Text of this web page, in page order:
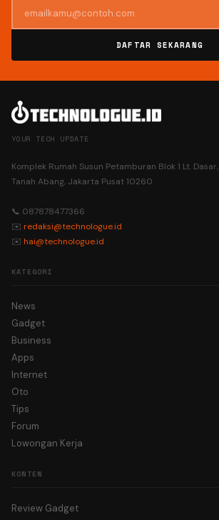
DAFTAR SEKARANG
YOUR TECH UPDATE
Komplek Rumah Susun Petamburan Blok 1 Lt. Dasar,
Tanah Abang, Jakarta Pusat 10260
📞 087878477366
✉️ redaksi@technologue.id
✉️ hai@technologue.id
KATEGORI
News
Gadget
Business
Apps
Internet
Oto
Tips
Forum
Lowongan Kerja
KONTEN
Review Gadget